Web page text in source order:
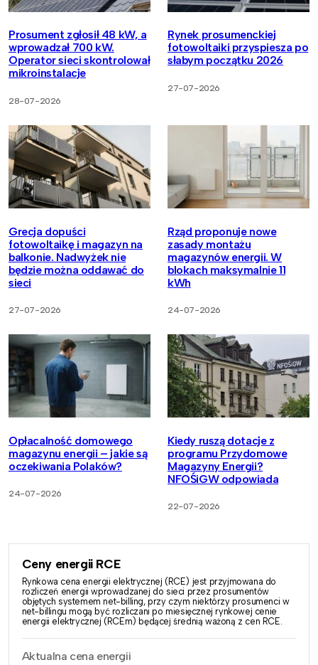
Prosument zgłosił 48 kW, a
wprowadzał 700 kW.
Operator sieci skontrolował
mikroinstalacje
28-07-2026
Rynek prosumenckiej
fotowoltaiki przyspiesza po
słabym początku 2026
27-07-2026
Grecja dopuści
fotowoltaikę i magazyn na
balkonie. Nadwyżek nie
będzie można oddawać do
sieci
27-07-2026
Rząd proponuje nowe
zasady montażu
magazynów energii. W
blokach maksymalnie 11
kWh
24-07-2026
Opłacalność domowego
magazynu energii – jakie są
oczekiwania Polaków?
24-07-2026
Kiedy ruszą dotacje z
programu Przydomowe
Magazyny Energii?
NFOŚiGW odpowiada
22-07-2026
Ceny energii RCE
Rynkowa cena energii elektrycznej (RCE) jest przyjmowana do
rozliczeń energii wprowadzanej do sieci przez prosumentów
objętych systemem net-billing, przy czym niektórzy prosumenci w
net-billingu mogą być rozliczani po miesięcznej rynkowej cenie
energii elektrycznej (RCEm) będącej średnią ważoną z cen RCE.
Aktualna cena energii